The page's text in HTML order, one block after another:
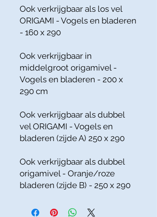
Ook verkrijgbaar als los vel
ORIGAMI - Vogels en bladeren
- 160 x 290
Ook verkrijgbaar in
middelgroot origamivel -
Vogels en bladeren - 200 x
290 cm
Ook verkrijgbaar als dubbel
vel ORIGAMI - Vogels en
bladeren (zijde A) 250 x 290
Ook verkrijgbaar als dubbel
origamivel - Oranje/roze
bladeren (zijde B) - 250 x 290